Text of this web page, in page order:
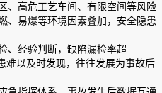
、高危工艺车间、有限空间等风险
、易爆等环境因素叠加，安全隐患
、经验判断，缺陷漏检率超
难以及时发现，往往发展为事故后